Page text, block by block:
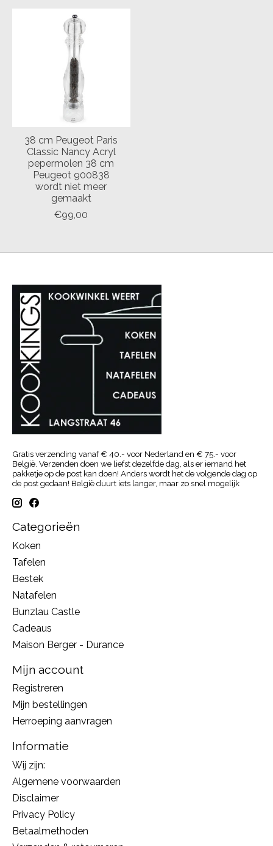
38 cm Peugeot Paris
Classic Nancy Acryl
pepermolen 38 cm
Peugeot 900838
wordt niet meer
gemaakt
€99,00
Gratis verzending vanaf € 40.- voor Nederland en € 75.- voor
België. Verzenden doen we liefst dezelfde dag, als er iemand het
pakketje op de post kan doen! Anders wordt het de volgende dag op
de post gedaan! België duurt iets langer, maar zo snel mogelijk
Categorieën
Koken
Tafelen
Bestek
Natafelen
Bunzlau Castle
Cadeaus
Maison Berger - Durance
Mijn account
Registreren
Mijn bestellingen
Herroeping aanvragen
Informatie
Wij zijn:
Algemene voorwaarden
Disclaimer
Privacy Policy
Betaalmethoden